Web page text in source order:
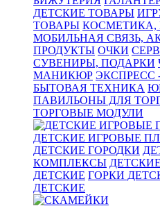
ДЕТСКИЕ ТОВАРЫ
ТОВАРЫ
МОБИЛЬНАЯ СВЯЗЬ,
ПРОДУКТЫ ОЧКИ
СУВЕНИРЫ, ПОДАРКИ
МАНИКЮР ЭКСПРЕСС
БЫТОВАЯ ТЕХНИКА
ПАВИЛЬОНЫ ДЛЯ
ТОРГОВЫЕ МОДУЛИ
ДЕТСКИЕ ИГРОВЫЕ
ДЕТСКИЕ ГОРОДКИ
КОМПЛЕКСЫ
ДЕТСКИЕ ГОРКИ
ДЕТСКИЕ